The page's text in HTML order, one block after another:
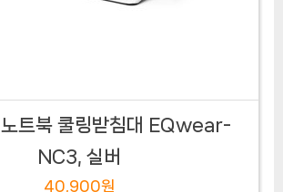
노트북 쿨링받침대 EQwear-
NC3, 실버
40,900원